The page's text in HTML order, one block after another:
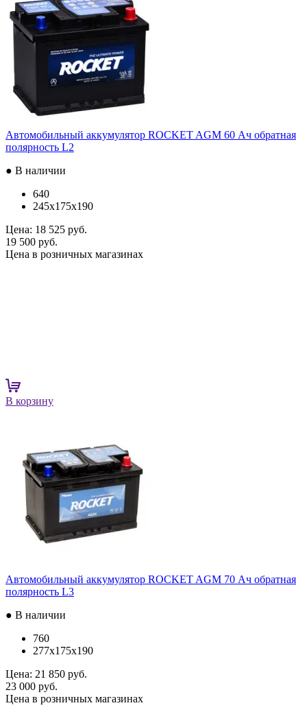
Автомобильный аккумулятор ROCKET AGM 60 Ач обратная
полярность L2
● В наличии
640
245x175x190
Цена: 18 525 руб.
19 500 руб.
Цена в розничных магазинах
В корзину
Автомобильный аккумулятор ROCKET AGM 70 Ач обратная
полярность L3
● В наличии
760
277x175x190
Цена: 21 850 руб.
23 000 руб.
Цена в розничных магазинах